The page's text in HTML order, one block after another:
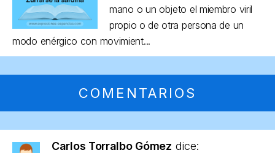
mano o un objeto el miembro viril
propio o de otra persona de un
modo enérgico con movimient...
COMENTARIOS
Carlos Torralbo Gómez dice: